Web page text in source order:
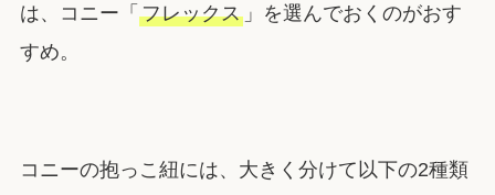
は、コニー「 フレックス」を選んでおくのがおす
すめ。
コニーの抱っこ紐には、大きく分けて以下の2種類